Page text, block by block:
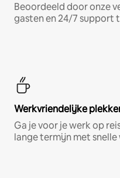
Beoordeeld door onze
gasten en 24/7 support
Werkvriendelijke
Ga je voor je werk op
lange termijn met